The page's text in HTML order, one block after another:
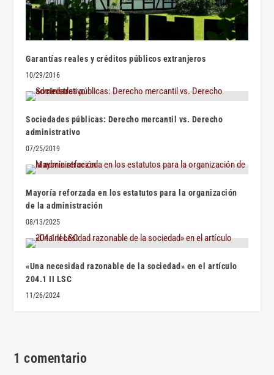
Garantías reales y créditos públicos extranjeros
10/29/2016
Sociedades públicas: Derecho mercantil vs. Derecho
administrativo
07/25/2019
Mayoría reforzada en los estatutos para la organización
de la administración
08/13/2025
«Una necesidad razonable de la sociedad» en el artículo
204.1 II LSC
11/26/2024
1 comentario